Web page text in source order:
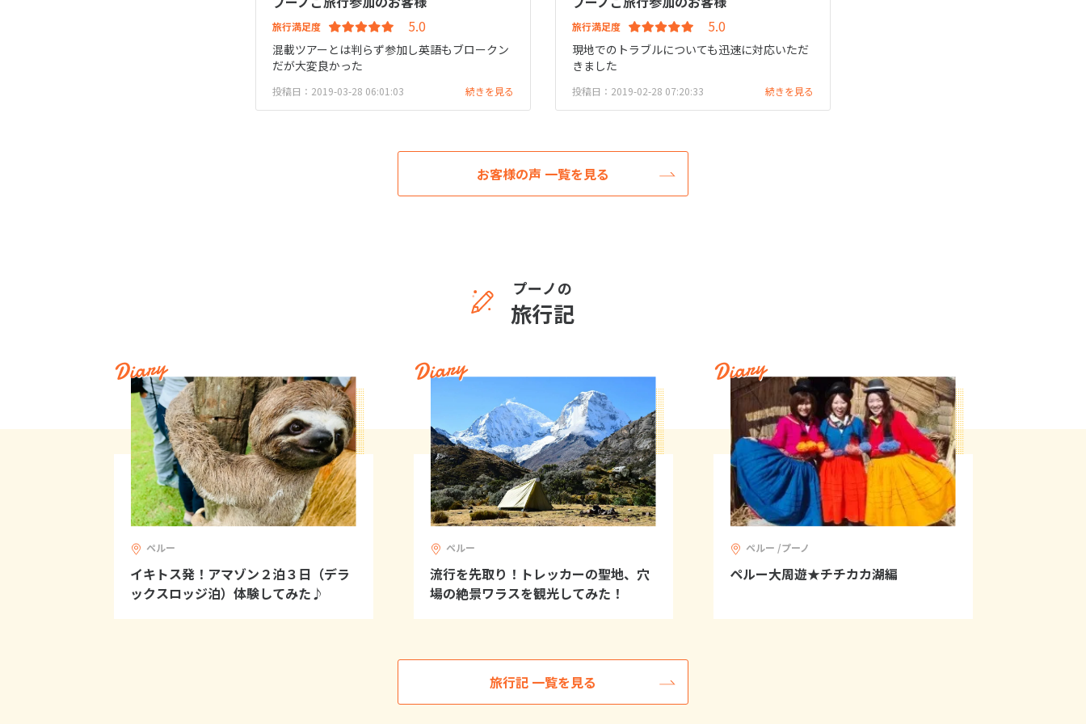
旅行満足度
混載ツアーとは判らず参加し英語もブロークン
だが大変良かった
投稿日：2019-03-28 06:01:03 続きを見る
旅行満足度
現地でのトラブルについても迅速に対応いただ
きました
投稿日：2019-02-28 07:20:33 続きを見る
お客様の声 一覧を見る
プーノの
旅行記
Diary
ペルー
イキトス発！アマゾン２泊３日（デラ
ックスロッジ泊）体験してみた♪
Diary
ペルー
流行を先取り！トレッカーの聖地、穴
場の絶景ワラスを観光してみた！
Diary
ペルー /プーノ
ペルー大周遊★チチカカ湖編
旅行記 一覧を見る